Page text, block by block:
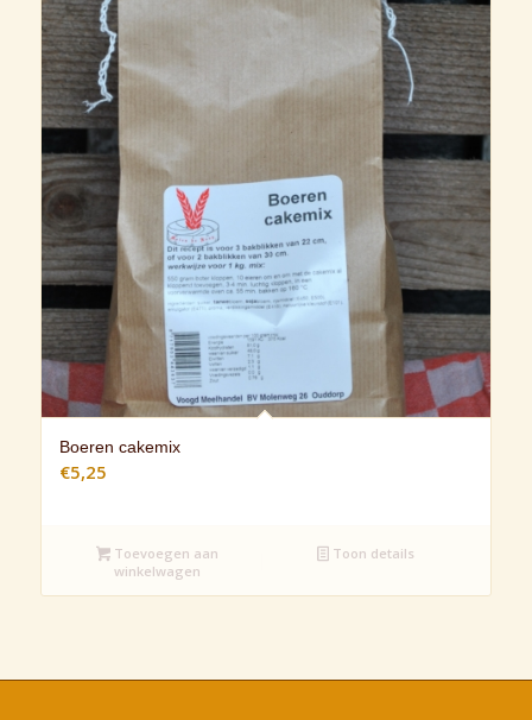
Boeren cakemix
€5,25
Toevoegen aan
winkelwagen
Toon details